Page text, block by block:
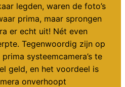
legden, waren de foto’s
prima, maar sprongen
er echt uit! Nét even
Tegenwoordig zijn op
systeemcamera’s te
geld, en het voordeel is
onverhoopt